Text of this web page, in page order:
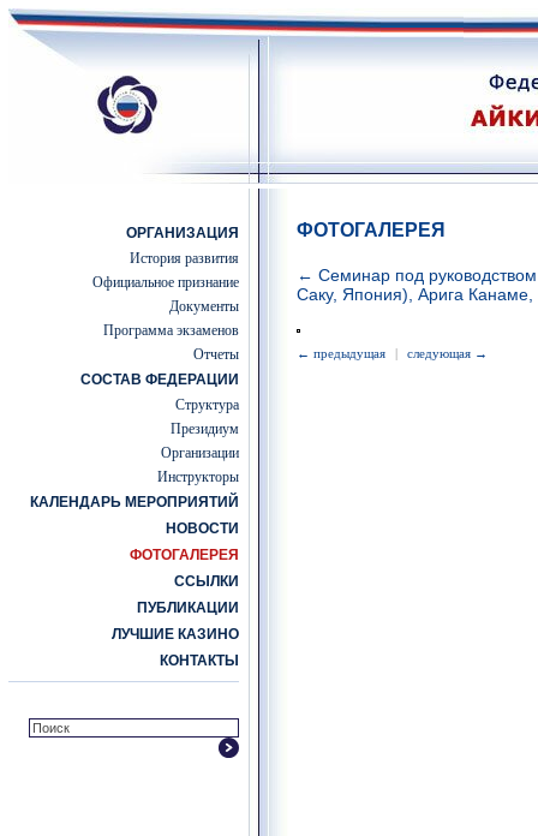
ОРГАНИЗАЦИЯ
История развития
Официальное признание
Документы
Программа экзаменов
Отчеты
СОСТАВ ФЕДЕРАЦИИ
Структура
Президиум
Организации
Инструкторы
КАЛЕНДАРЬ МЕРОПРИЯТИЙ
НОВОСТИ
ФОТОГАЛЕРЕЯ
ССЫЛКИ
ПУБЛИКАЦИИ
ЛУЧШИЕ КАЗИНО
КОНТАКТЫ
ФОТОГАЛЕРЕЯ
← Семинар под руководством
Саку, Япония), Арига Канаме,
← предыдущая | следующая →